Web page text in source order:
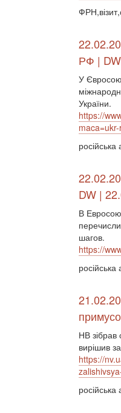
РФ |
У
України.
https://
DW |
В
шагов.
https://
НВ зібрав
вирішив
https://
російська